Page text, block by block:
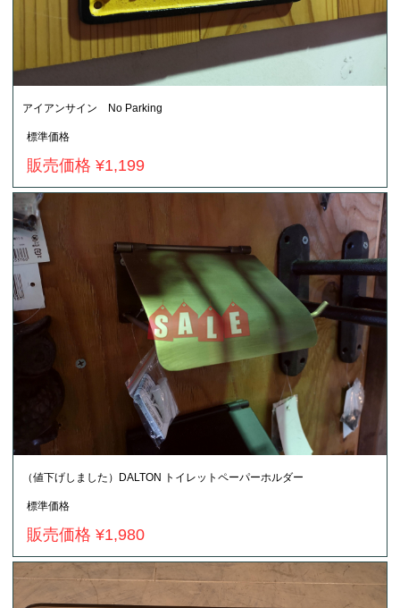
アイアンサイン No Parking
標準価格
販売価格 ¥1,199
（値下げしました）DALTON トイレットペーパーホルダー
標準価格
販売価格 ¥1,980